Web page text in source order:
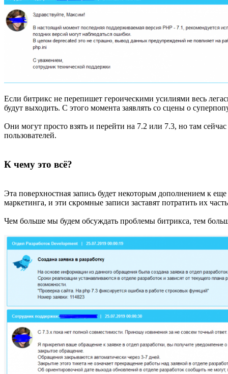
Если битрикс не перепишет героическими усилиями весь
будут выходить. С этого момента заявлять со сцены о
Они могут просто взять и перейти на 7.2 или 7.3, но там
пользователей.
К чему это всё?
Эта поверхностная запись будет некоторым дополнением к
маркетинга, и эти скромные записи заставят потратить их
Чем больше мы будем обсуждать проблемы битрикса, тем